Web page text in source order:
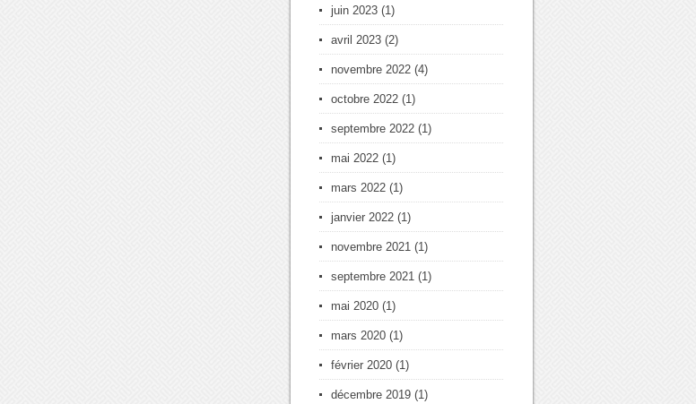
juin 2023 (1)
avril 2023 (2)
novembre 2022 (4)
octobre 2022 (1)
septembre 2022 (1)
mai 2022 (1)
mars 2022 (1)
janvier 2022 (1)
novembre 2021 (1)
septembre 2021 (1)
mai 2020 (1)
mars 2020 (1)
février 2020 (1)
décembre 2019 (1)